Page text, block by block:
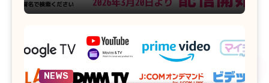
NEWS